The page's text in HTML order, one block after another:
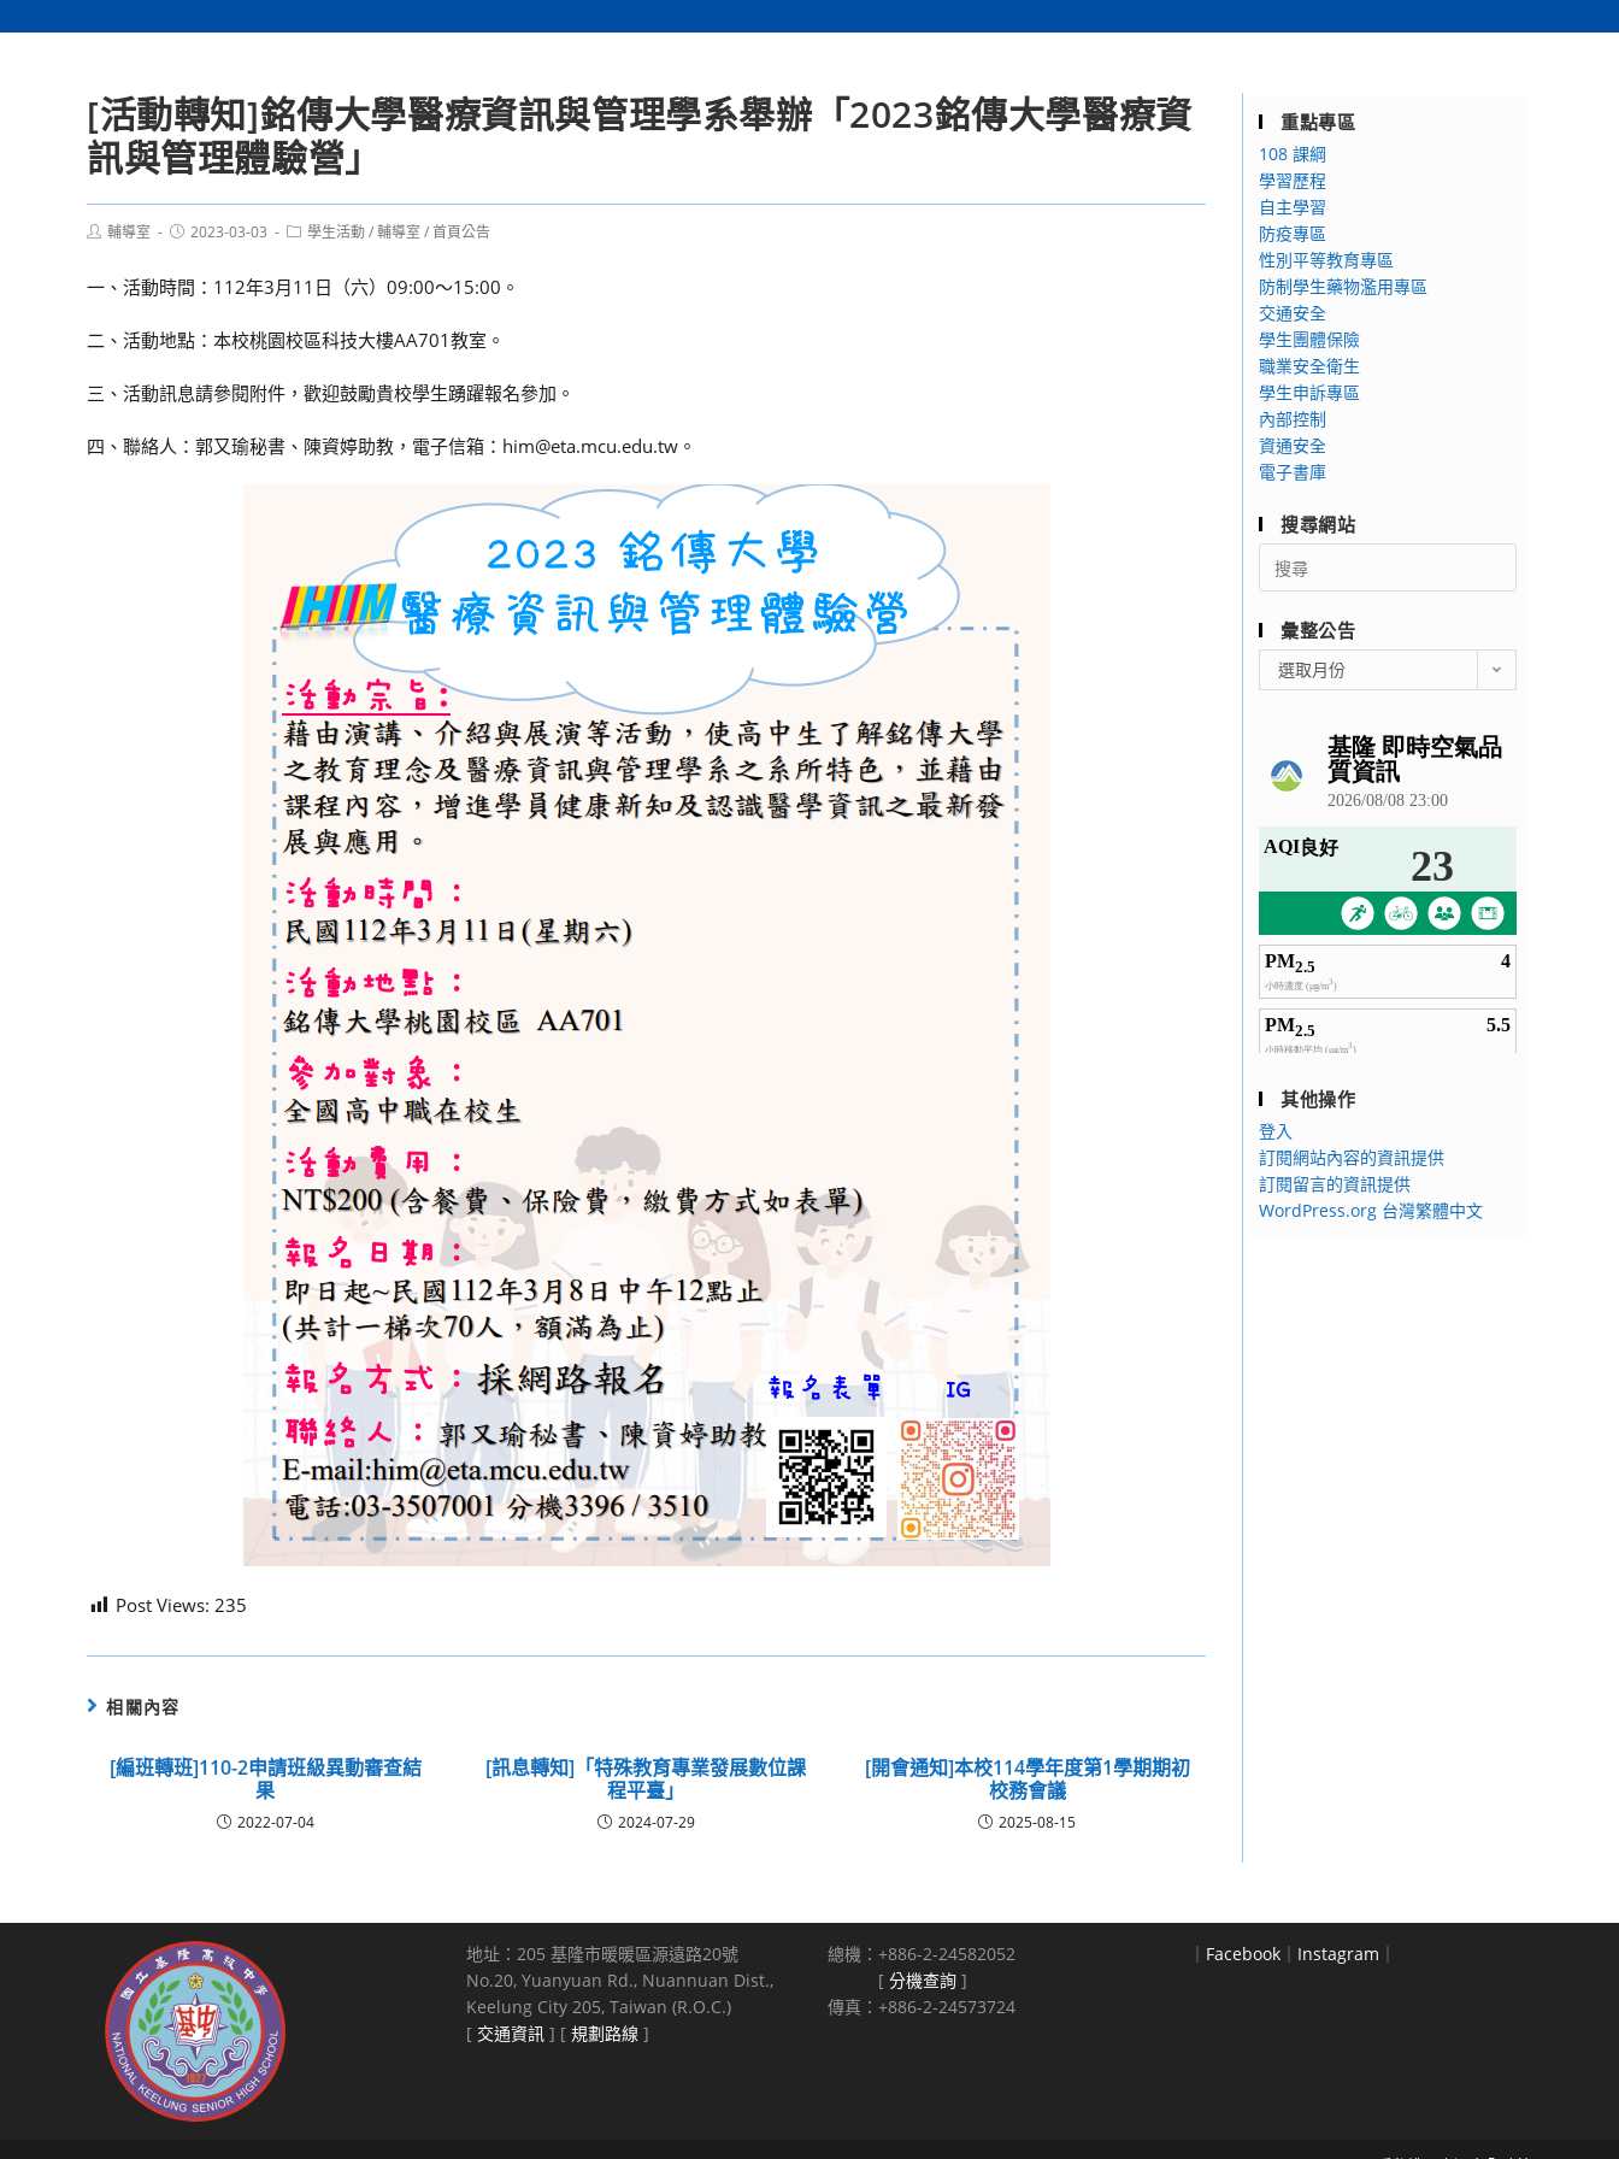
[活動轉知]銘傳大學醫療資訊與管理學系舉辦「2023銘傳大學醫療資
訊與管理體驗營」
Post輔導室
Post2023-03-03
Post學生活動/輔導室 /首頁公告
一、活動時間：112年3月11日（六）09:00～15:00。
二、活動地點：本校桃園校區科技大樓AA701教室。
三、活動訊息請參閱附件，歡迎鼓勵貴校學生踴躍報名參加。
四、聯絡人：郭又瑜秘書、陳資婷助教，電子信箱：him@eta.mcu.edu.tw。
Post Views: 235
相關內容
[編班轉班]110-2申請班級異動審查結
果
2022-07-04
[訊息轉知]「特殊教育專業發展數位課
程平臺」
2024-07-29
[開會通知]本校114學年度第1學期期初
校務會議
2025-08-15
重點專區
108 課綱
學習歷程
自主學習
防疫專區
性別平等教育專區
防制學生藥物濫用專區
交通安全
學生團體保險
職業安全衛生
學生申訴專區
內部控制
資通安全
電子書庫
搜尋網站
Search
for:
彙整公告
整
選取月份
其他操作
登入
訂閱網站內容的資訊提供
訂閱留言的資訊提供
WordPress.org 台灣繁體中文
地址：205 基隆市暖暖區源遠路20號
No.20, Yuanyuan Rd., Nuannuan Dist.,
Keelung City 205, Taiwan (R.O.C.)
[ 交通資訊 ] [ 規劃路線 ]
總機：+886-2-24582052
[ 分機查詢 ]
傳真：+886-2-24573724
｜ Facebook ｜ Instagram ｜